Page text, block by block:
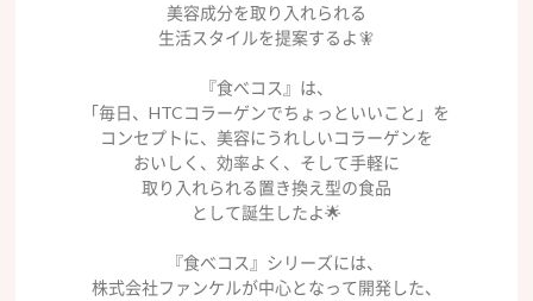
美容成分を取り入れられる
生活スタイルを提案するよ🧚
『食べコス』は、
「毎日、HTCコラーゲンでちょっといいこと」を
コンセプトに、美容にうれしいコラーゲンを
おいしく、効率よく、そして手軽に
取り入れられる置き換え型の食品
として誕生したよ🌟
『食べコス』シリーズには、
株式会社ファンケルが中心となって開発した、